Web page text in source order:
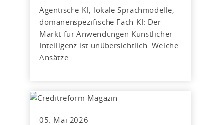
Agentische KI, lokale Sprachmodelle,
domänenspezifische Fach-KI: Der
Markt für Anwendungen Künstlicher
Intelligenz ist unübersichtlich. Welche
Ansätze…
05. Mai 2026